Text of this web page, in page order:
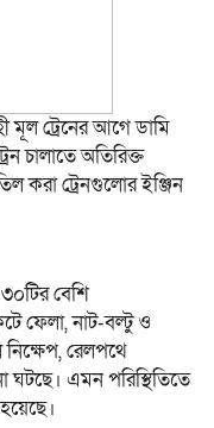
মূল ট্রেনের আগে ডামি
চালাতে অতিরিক্ত
করা ট্রেনগুলোর ইঞ্জিন
বেশি
ফেলা, নাট-বল্টু ও
রেলপথে
ঘটছে। এমন পরিস্থিতিতে